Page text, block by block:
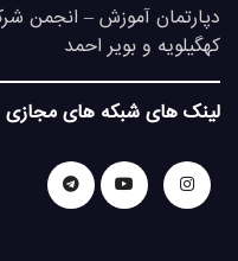
دپارتمان آموزش –
کهگیلویه و بویر احمد
لینک های شبکه های مجازی